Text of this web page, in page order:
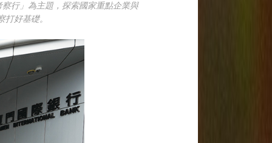
行」為主題，探索國家重點企業與
好基礎。